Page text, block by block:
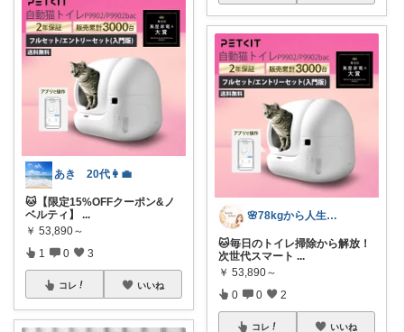
あき 20代👩‍💼
🐱【限定15%OFFクーポン&ノ
ベルティ】
...
￥ 53,890～
1 0 3
コレ いいね
🌸78kgから人生最後のダイエット挑戦
🐱毎日のトイレ掃除から解放！
次世代スマート ...
￥ 53,890～
0 0 2
コレ いいね